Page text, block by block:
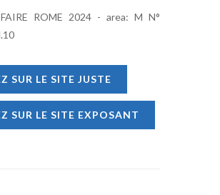
ROME 2024 - area: M N°
SUR LE SITE JUSTE
SUR LE SITE EXPOSANT